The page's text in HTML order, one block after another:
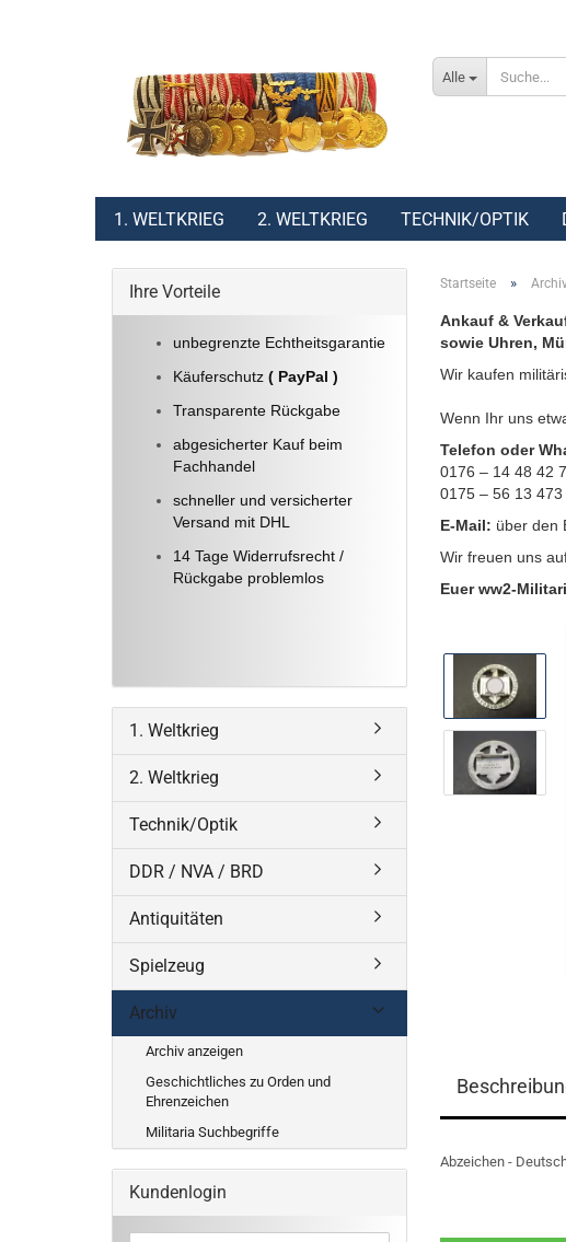
Alle
1. WELTKRIEG 2. WELTKRIEG TECHNIK/OPTIK
Startseite »
Ankauf &
sowie Uhren,
Wir kaufen
Wenn Ihr uns
Telefon oder
0176 – 14 48 42
0175 – 56 13 473
E-Mail: über den
Wir freuen uns
Euer ww2-
Abzeichen -
Ihre Vorteile
unbegrenzte Echtheitsgarantie
Käuferschutz ( PayPal )
Transparente Rückgabe
abgesicherter Kauf beim
Fachhandel
schneller und versicherter
Versand mit DHL
14 Tage Widerrufsrecht /
Rückgabe problemlos
1. Weltkrieg
2. Weltkrieg
Technik/Optik
DDR / NVA / BRD
Antiquitäten
Spielzeug
Archiv
Archiv anzeigen
Geschichtliches zu Orden und
Ehrenzeichen
Militaria Suchbegriffe
Kundenlogin